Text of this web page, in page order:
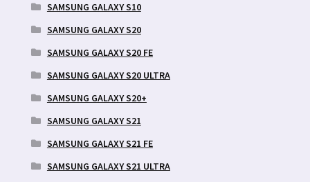
SAMSUNG GALAXY S10
SAMSUNG GALAXY S20
SAMSUNG GALAXY S20 FE
SAMSUNG GALAXY S20 ULTRA
SAMSUNG GALAXY S20+
SAMSUNG GALAXY S21
SAMSUNG GALAXY S21 FE
SAMSUNG GALAXY S21 ULTRA